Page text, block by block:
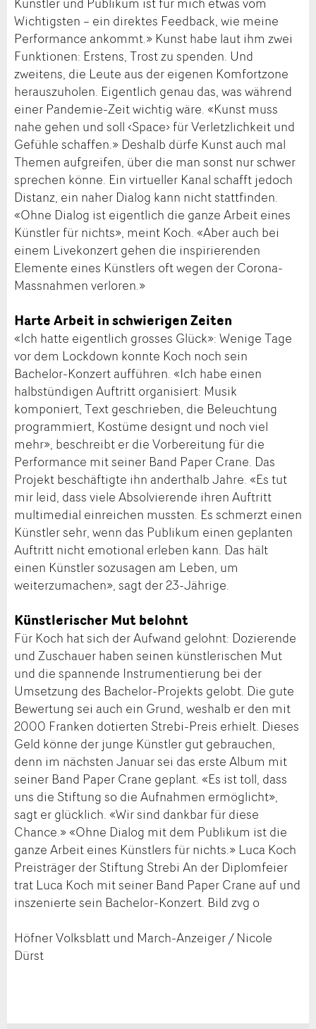
Wichtigsten – ein direktes Feedback, wie meine
Performance ankommt.» Kunst habe laut ihm zwei
Funktionen: Erstens, Trost zu spenden. Und
zweitens, die Leute aus der eigenen Komfortzone
herauszuholen. Eigentlich genau das, was während
einer Pandemie-Zeit wichtig wäre. «Kunst muss
nahe gehen und soll ‹Space› für Verletzlichkeit und
Gefühle schaffen.» Deshalb dürfe Kunst auch mal
Themen aufgreifen, über die man sonst nur schwer
sprechen könne. Ein virtueller Kanal schafft jedoch
Distanz, ein naher Dialog kann nicht stattfinden.
«Ohne Dialog ist eigentlich die ganze Arbeit eines
Künstler für nichts», meint Koch. «Aber auch bei
einem Livekonzert gehen die inspirierenden
Elemente eines Künstlers oft wegen der Corona-
Massnahmen verloren.»
Harte Arbeit in schwierigen Zeiten
«Ich hatte eigentlich grosses Glück»: Wenige Tage
vor dem Lockdown konnte Koch noch sein
Bachelor-Konzert aufführen. «Ich habe einen
halbstündigen Auftritt organisiert: Musik
komponiert, Text geschrieben, die Beleuchtung
programmiert, Kostüme designt und noch viel
mehr», beschreibt er die Vorbereitung für die
Performance mit seiner Band Paper Crane. Das
Projekt beschäftigte ihn anderthalb Jahre. «Es tut
mir leid, dass viele Absolvierende ihren Auftritt
multimedial einreichen mussten. Es schmerzt einen
Künstler sehr, wenn das Publikum einen geplanten
Auftritt nicht emotional erleben kann. Das hält
einen Künstler sozusagen am Leben, um
weiterzumachen», sagt der 23-Jährige.
Künstlerischer Mut belohnt
Für Koch hat sich der Aufwand gelohnt: Dozierende
und Zuschauer haben seinen künstlerischen Mut
und die spannende Instrumentierung bei der
Umsetzung des Bachelor-Projekts gelobt. Die gute
Bewertung sei auch ein Grund, weshalb er den mit
2000 Franken dotierten Strebi-Preis erhielt. Dieses
Geld könne der junge Künstler gut gebrauchen,
denn im nächsten Januar sei das erste Album mit
seiner Band Paper Crane geplant. «Es ist toll, dass
uns die Stiftung so die Aufnahmen ermöglicht»,
sagt er glücklich. «Wir sind dankbar für diese
Chance.» «Ohne Dialog mit dem Publikum ist die
ganze Arbeit eines Künstlers für nichts.» Luca Koch
Preisträger der Stiftung Strebi An der Diplomfeier
trat Luca Koch mit seiner Band Paper Crane auf und
inszenierte sein Bachelor-Konzert. Bild zvg o
Höfner Volksblatt und March-Anzeiger / Nicole
Dürst